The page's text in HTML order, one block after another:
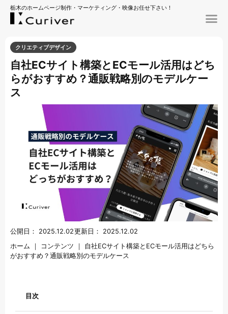
栃木のホームページ制作・マーケティング・映像お任せ下さい！
クリエティブデザイン
自社ECサイト構築とECモール活用はどち
らがおすすめ？通販戦略別のモデルケー
ス
公開日： 2025.12.02更新日：
2025.12.02
ホーム
｜ コンテンツ ｜
自社ECサイト構築とECモール活用はどちら
がおすすめ？通販戦略別のモデルケース
目次